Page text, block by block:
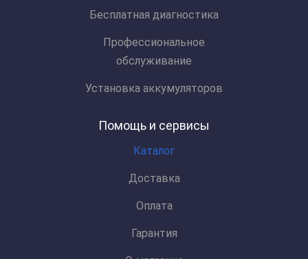
Бесплатная диагностика
Профессиональное
обслуживание
Установка аккумуляторов
Помощь и сервисы
Каталог
Доставка
Оплата
Гарантия